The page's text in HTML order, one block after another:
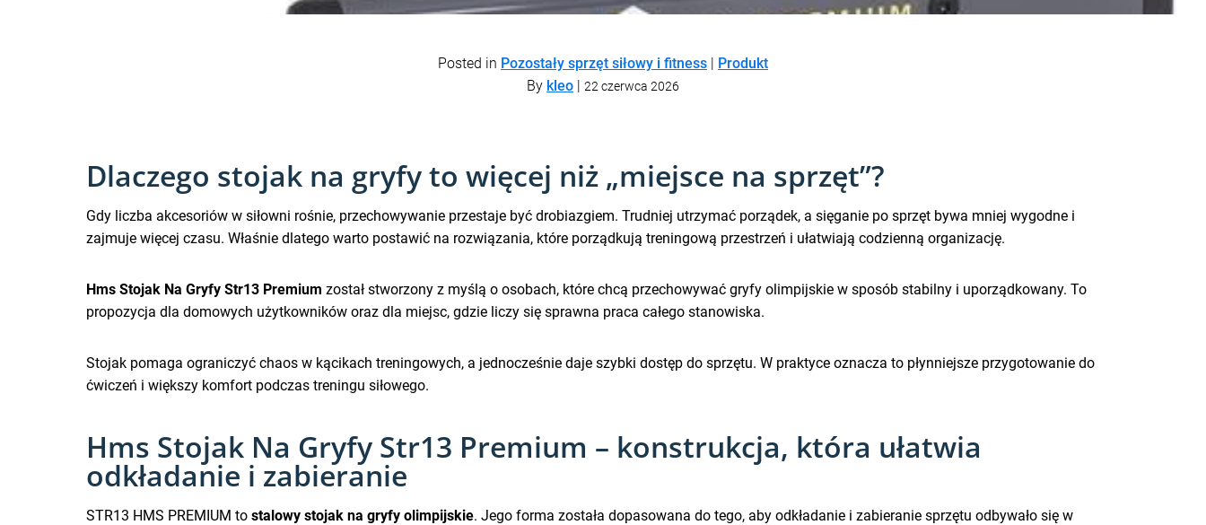
Posted in Pozostały sprzęt siłowy i fitness | Produkt
By kleo | 22 czerwca 2026
Dlaczego stojak na gryfy to więcej niż „miejsce na sprzęt”?
Gdy liczba akcesoriów w siłowni rośnie, przechowywanie przestaje być drobiazgiem. Trudniej utrzymać porządek, a sięganie po sprzęt bywa mniej wygodne i
zajmuje więcej czasu. Właśnie dlatego warto postawić na rozwiązania, które porządkują treningową przestrzeń i ułatwiają codzienną organizację.
Hms Stojak Na Gryfy Str13 Premium został stworzony z myślą o osobach, które chcą przechowywać gryfy olimpijskie w sposób stabilny i uporządkowany. To
propozycja dla domowych użytkowników oraz dla miejsc, gdzie liczy się sprawna praca całego stanowiska.
Stojak pomaga ograniczyć chaos w kącikach treningowych, a jednocześnie daje szybki dostęp do sprzętu. W praktyce oznacza to płynniejsze przygotowanie do
ćwiczeń i większy komfort podczas treningu siłowego.
Hms Stojak Na Gryfy Str13 Premium – konstrukcja, która ułatwia
odkładanie i zabieranie
STR13 HMS PREMIUM to stalowy stojak na gryfy olimpijskie. Jego forma została dopasowana do tego, aby odkładanie i zabieranie sprzętu odbywało się w